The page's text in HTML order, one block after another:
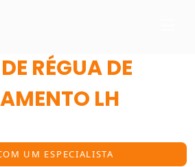
RÉGUA DE
LH
UM ESPECIALISTA